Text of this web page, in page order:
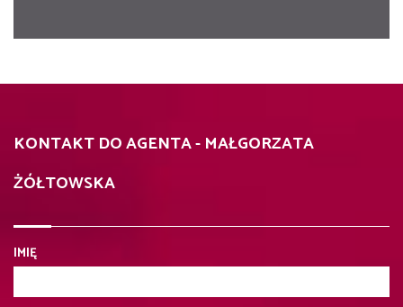
KONTAKT DO AGENTA - MAŁGORZATA
ŻÓŁTOWSKA
IMIĘ